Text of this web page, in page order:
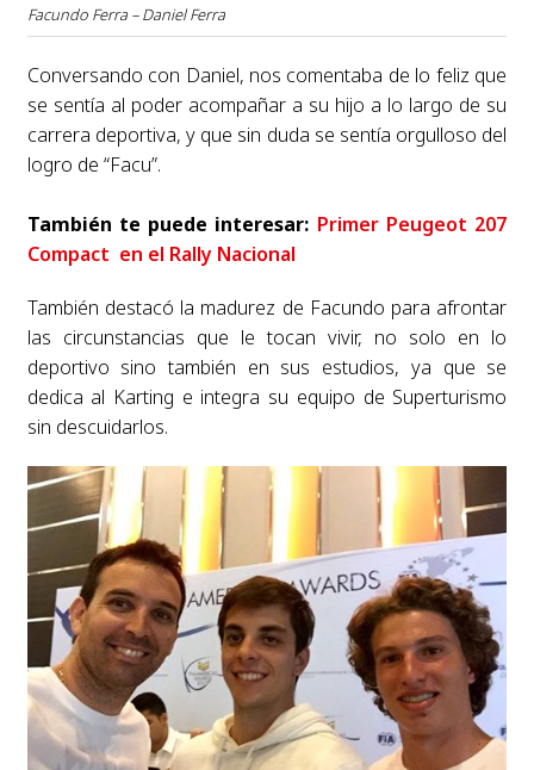
Facundo Ferra – Daniel Ferra
Conversando con Daniel, nos comentaba de lo feliz que
se sentía al poder acompañar a su hijo a lo largo de su
carrera deportiva, y que sin duda se sentía orgulloso del
logro de “Facu”.
También te puede interesar: Primer Peugeot 207
Compact en el Rally Nacional
También destacó la madurez de Facundo para afrontar
las circunstancias que le tocan vivir, no solo en lo
deportivo sino también en sus estudios, ya que se
dedica al Karting e integra su equipo de Superturismo
sin descuidarlos.